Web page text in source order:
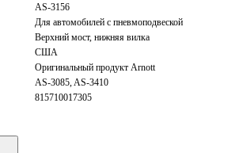
AS-3156
Для автомобилей с пневмоподвеской
Верхний мост, нижняя вилка
США
Оригинальный продукт Arnott
AS-3085, AS-3410
815710017305